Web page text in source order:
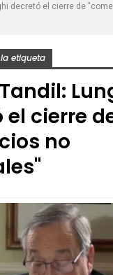
decretó el cierre de
etiqueta
el cierre
no